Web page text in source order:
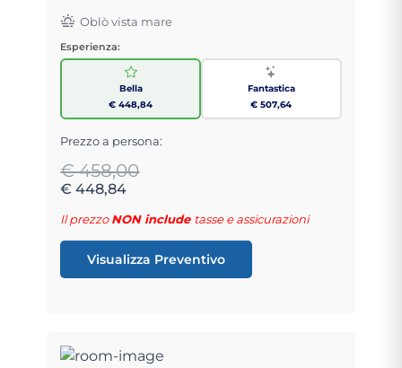
Oblò vista mare
Esperienza:
Bella
€ 448,84
Fantastica
€ 507,64
Prezzo a persona:
€ 458,00
€ 448,84
Il prezzoNON include tasse e assicurazioni
Visualizza Preventivo